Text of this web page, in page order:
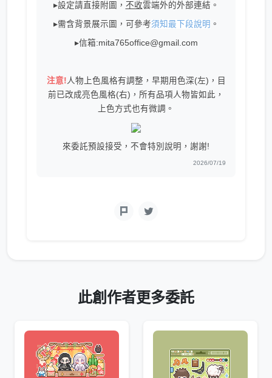
▸設定請直接附圖， 不收雲端外的外部連結。
▸需含背景展示圖，可參考須知最下段說明 。
▸信箱:mita765office@gmail.com
注意!人物上色風格有調整，早期用色深(左)，目
前已改成亮色風格(右)，所有品項人物皆如此，
上色方式也有微調。
來委託預設接受，不會特別說明，謝謝!
2026/07/19
此創作者更多委託